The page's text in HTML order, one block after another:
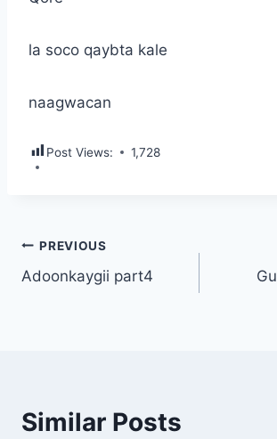
la soco qaybta kale
naagwacan
Post Views: 1,728
Post
navigation
PREVIOUS
Adoonkaygii part4
Similar Posts